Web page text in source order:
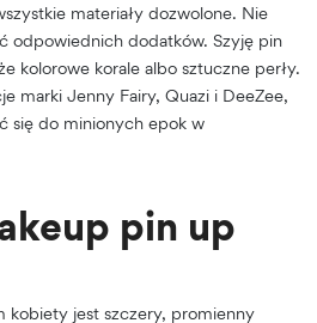
materiały dozwolone. Nie
odpowiednich dodatków. Szyję pin
kolorowe korale albo sztuczne perły.
marki Jenny Fairy, Quazi i DeeZee,
się do minionych epok w
pin up
kobiety jest szczery, promienny